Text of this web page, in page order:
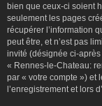
bien que ceux-ci soient
seulement les pages
récupérer l’information
peut être, et n’est pas
invité (désignée ci-
« Rennes-le-Chateau:
par « votre compte ») et
l’enregistrement et lors